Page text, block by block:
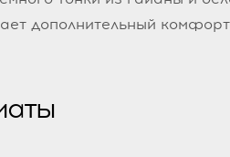
дополнительный